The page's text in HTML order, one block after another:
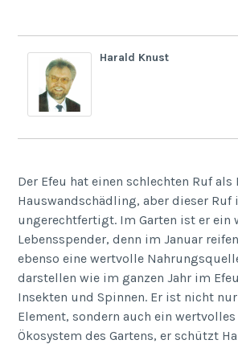
Harald Knust
Der Efeu hat einen schlechten Ruf als
Hauswandschädling, aber dieser
ungerechtfertigt. Im Garten ist er ein
Lebensspender, denn im Januar
ebenso eine wertvolle
darstellen wie im ganzen Jahr im
Insekten und Spinnen. Er ist nicht
Element, sondern auch ein
Ökosystem des Gartens, er schützt